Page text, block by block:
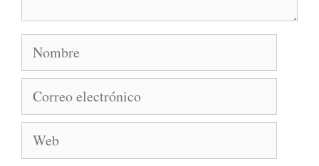
Nombre
Correo
electrónico
Web